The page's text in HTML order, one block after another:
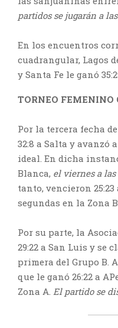
partidos se jugarán a las
En los encuentros
cuadrangular, Lagos
y Santa Fe le ganó
TORNEO FEMENINO
Por la tercera fecha
32:8 a Salta y avanzó
ideal. En dicha
Blanca, el viernes a las
tanto, vencieron
segundas en la Zona
Por su parte, la
29:22 a San Luis y se
primera del Grupo B.
que le ganó 26:22 a
Zona A. El partido se